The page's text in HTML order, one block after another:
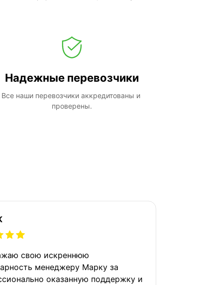
Надежные перевозчики
Все наши перевозчики аккредитованы и
проверены.
свою искреннюю
менеджеру Марку за
оказанную поддержку и